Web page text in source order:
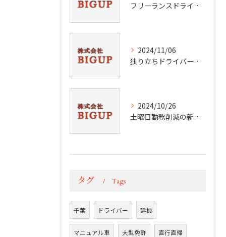
フリーランスドライバーの本質を探る
2024/11/06
独り立ちドライバーのスキル向上法
2024/10/26
土曜日勤務削減の新常識
タグ Tags
千葉 ドライバー 建機
マニュアル車 大型免許 直行直帰